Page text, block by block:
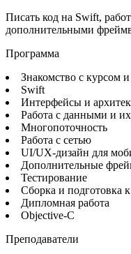
Писать код на Swift,
дополнительными
Программа
Знакомство с курсом
Swift
Интерфейсы и
Работа с данными и
Многопоточность
Работа с сетью
UI/UX-дизайн для
Дополнительные
Тестирование
Сборка и подготовка
Дипломная работа
Objective-C
Преподаватели